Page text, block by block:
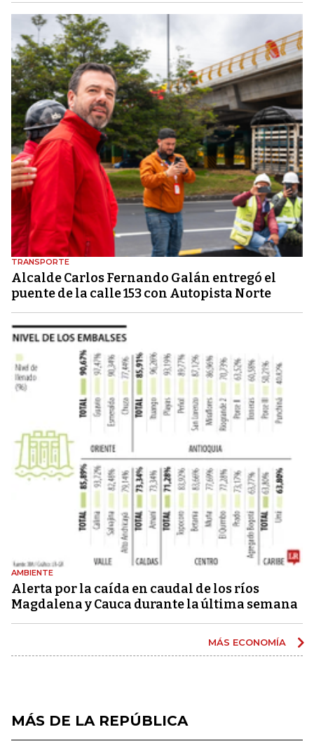
TRANSPORTE
Alcalde Carlos Fernando Galán entregó el
puente de la calle 153 con Autopista Norte
AMBIENTE
Alerta por la caída en caudal de los ríos
Magdalena y Cauca durante la última semana
MÁS ECONOMÍA
MÁS DE LA REPÚBLICA